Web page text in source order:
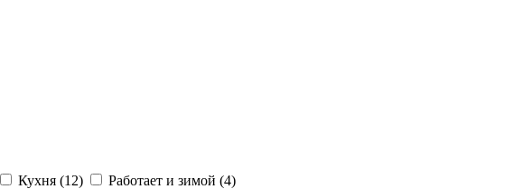
Кухня (12) Работает и зимой (4)